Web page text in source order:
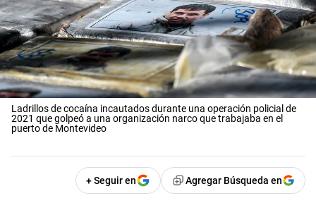
Ladrillos de cocaína incautados durante una operación policial de
2021 que golpeó a una organización narco que trabajaba en el
puerto de Montevideo
+ Seguir en Agregar Búsqueda en